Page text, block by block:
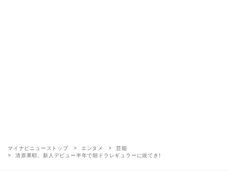
マイナビニューストップ エンタメ
芸能
清原果耶、新人デビュー半年で朝ドラレギュラーに抜てき!